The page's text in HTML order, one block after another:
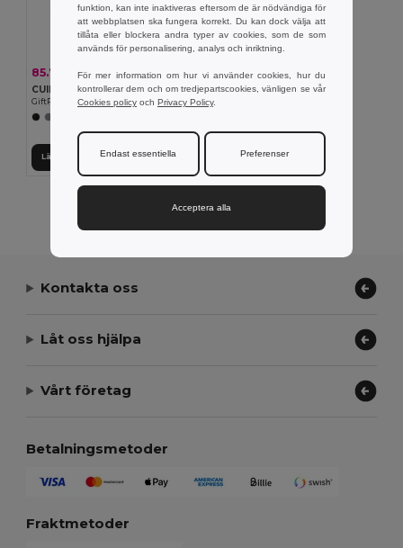
85.74 kr96.26 kr -11%
CUINA Förkläde i återvunnen bomull
GiftRetail MO2265
Lägg till i Varukorgen
Visar Alla Produkter.
Kontakta oss
Låt oss hjälpa
Vårt företag
Betalningsmetoder
Fraktmetoder
funktion, kan inte inaktiveras eftersom de är nödvändiga för
att webbplatsen ska fungera korrekt. Du kan dock välja att
tillåta eller blockera andra typer av cookies, som de som
används för personalisering, analys och inriktning.
För mer information om hur vi använder cookies, hur du
kontrollerar dem och om tredjepartscookies, vänligen se vår
Cookies policy och Privacy Policy.
Endast essentiella Preferenser
Acceptera alla